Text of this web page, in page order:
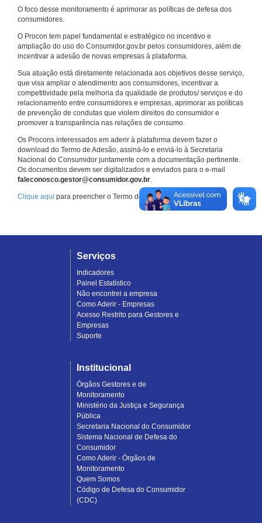
O foco desse monitoramento é aprimorar as políticas de defesa dos
consumidores.
O Procon tem papel fundamental e estratégico no incentivo e
ampliação do uso do Consumidor.gov.br pelos consumidores, além de
incentivar a adesão de novas empresas à plataforma.
Sua atuação está diretamente relacionada aos objetivos desse serviço,
que visa ampliar o atendimento aos consumidores, incentivar a
competitividade pela melhoria da qualidade de produtos/ serviços e do
relacionamento entre consumidores e empresas, aprimorar as políticas
de prevenção de condutas que violem direitos do consumidor e
promover a transparência nas relações de consumo.
Os Procons interessados em aderir à plataforma devem fazer o
download do Termo de Adesão, assiná-lo e enviá-lo à Secretaria
Nacional do Consumidor juntamente com a documentação pertinente.
Os documentos devem ser digitalizados e enviados para o e-mail
faleconosco.gestor@consumidor.gov.br.
Clique aqui para preencher o Termo de Adesão.
Serviços
Indicadores
Painel Estatístico
Não encontrei a empresa
Como Aderir - Empresas
Acesso Restrito para Gestores e
Empresas
Suporte
Institucional
Órgãos Gestores e de
Monitoramento
Ministério da Justiça e Segurança
Pública
Secretaria Nacional do Consumidor
Sistema Nacional de Defesa do
Consumidor
Como Aderir - Órgãos de
Monitoramento
Quem Somos
Código de Defesa do Consumidor
(CDC)